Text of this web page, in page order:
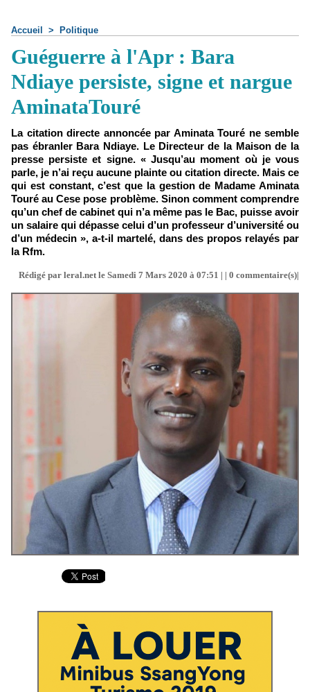
Accueil > Politique
Guéguerre à l'Apr : Bara
Ndiaye persiste, signe et nargue
AminataTouré
La citation directe annoncée par Aminata Touré ne semble
pas ébranler Bara Ndiaye. Le Directeur de la Maison de la
presse persiste et signe. « Jusqu’au moment où je vous
parle, je n’ai reçu aucune plainte ou citation directe. Mais ce
qui est constant, c’est que la gestion de Madame Aminata
Touré au Cese pose problème. Sinon comment comprendre
qu’un chef de cabinet qui n’a même pas le Bac, puisse avoir
un salaire qui dépasse celui d’un professeur d’université ou
d’un médecin », a-t-il martelé, dans des propos relayés par
la Rfm.
Rédigé par leral.net le Samedi 7 Mars 2020 à 07:51 | | 0 commentaire(s)|